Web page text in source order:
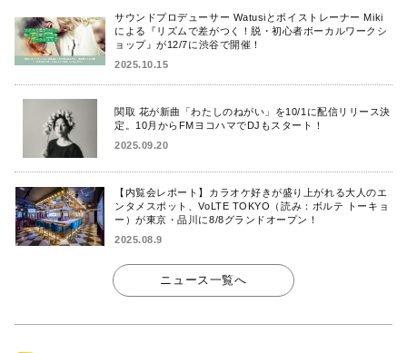
サウンドプロデューサー Watusiとボイストレーナー Miki
による『リズムで差がつく！脱・初心者ボーカルワークシ
ョップ』が12/7に渋谷で開催！
2025.10.15
関取 花が新曲「わたしのねがい」を10/1に配信リリース決
定。10月からFMヨコハマでDJもスタート！
2025.09.20
【内覧会レポート】カラオケ好きが盛り上がれる大人のエ
ンタメスポット、VoLTE TOKYO（読み：ボルテ トーキョ
ー）が東京・品川に8/8グランドオープン！
2025.08.9
ニュース一覧へ